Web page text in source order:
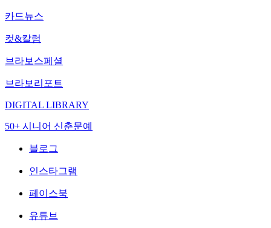
카드뉴스
컷&칼럼
브라보스페셜
브라보리포트
DIGITAL LIBRARY
50+ 시니어 신춘문예
블로그
인스타그램
페이스북
유튜브